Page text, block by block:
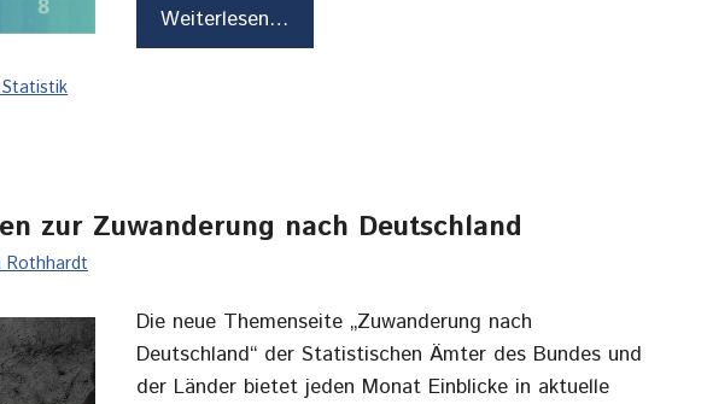
Weiterlesen…
zur Zuwanderung nach Deutschland
Rothhardt
Die neue Themenseite „Zuwanderung nach
Deutschland“ der Statistischen Ämter des Bundes und
der Länder bietet jeden Monat Einblicke in aktuelle